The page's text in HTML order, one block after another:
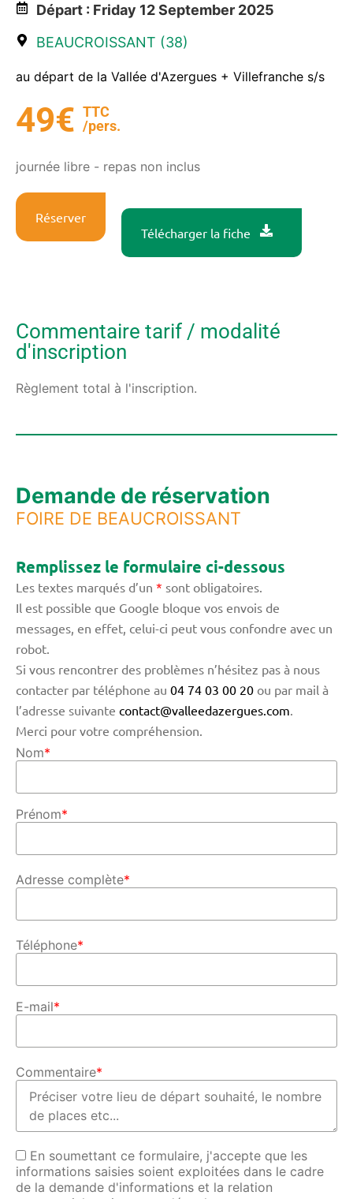
Départ : Friday 12 September 2025
BEAUCROISSANT (38)
au départ de la Vallée d'Azergues + Villefranche s/s
49€ TTC
/pers.
journée libre - repas non inclus
Réserver
Télécharger la fiche
Commentaire tarif / modalité
d'inscription
Règlement total à l'inscription.
Demande de réservation
FOIRE DE BEAUCROISSANT
Remplissez le formulaire ci-dessous
Les textes marqués d’un * sont obligatoires.
Il est possible que Google bloque vos envois de
messages, en effet, celui-ci peut vous confondre avec un
robot.
Si vous rencontrer des problèmes n’hésitez pas à nous
contacter par téléphone au 04 74 03 00 20 ou par mail à
l’adresse suivante contact@valleedazergues.com
Merci pour votre compréhension.
Nom*
Prénom*
Adresse complète*
Téléphone*
E-mail*
Commentaire*
En soumettant ce formulaire, j'accepte que les
informations saisies soient exploitées dans le cadre
de la demande d'informations et la relation